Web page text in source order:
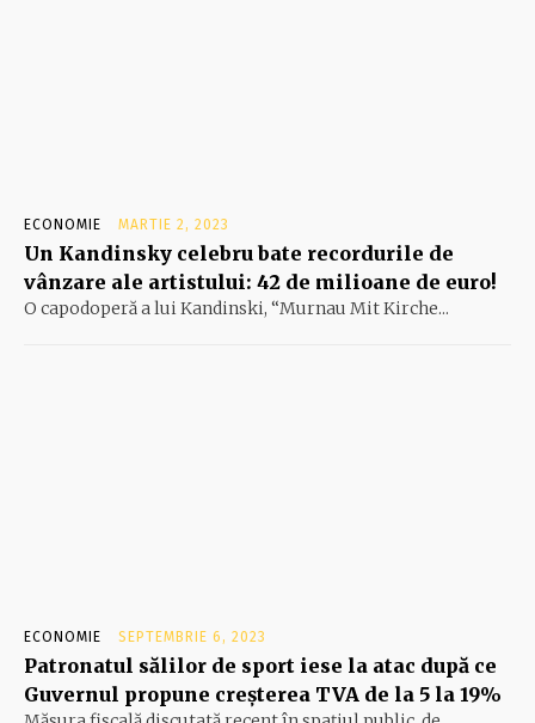
ECONOMIE MARTIE 2, 2023
Un Kandinsky celebru bate recordurile de
vânzare ale artistului: 42 de milioane de euro!
O capodoperă a lui Kandinski, “Murnau Mit Kirche...
ECONOMIE SEPTEMBRIE 6, 2023
Patronatul sălilor de sport iese la atac după ce
Guvernul propune creșterea TVA de la 5 la 19%